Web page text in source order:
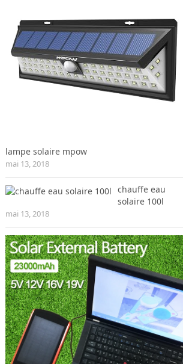
lampe solaire mpow
mai 13, 2018
chauffe eau
solaire 100l
mai 13, 2018